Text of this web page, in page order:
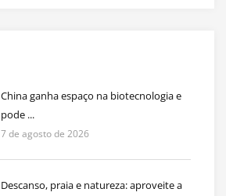
China ganha espaço na biotecnologia e
pode ...
7 de agosto de 2026
Descanso, praia e natureza: aproveite a